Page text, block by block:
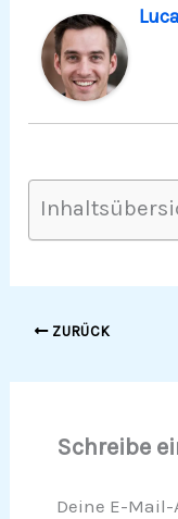
ZURÜCK
Schreibe
Deine E-